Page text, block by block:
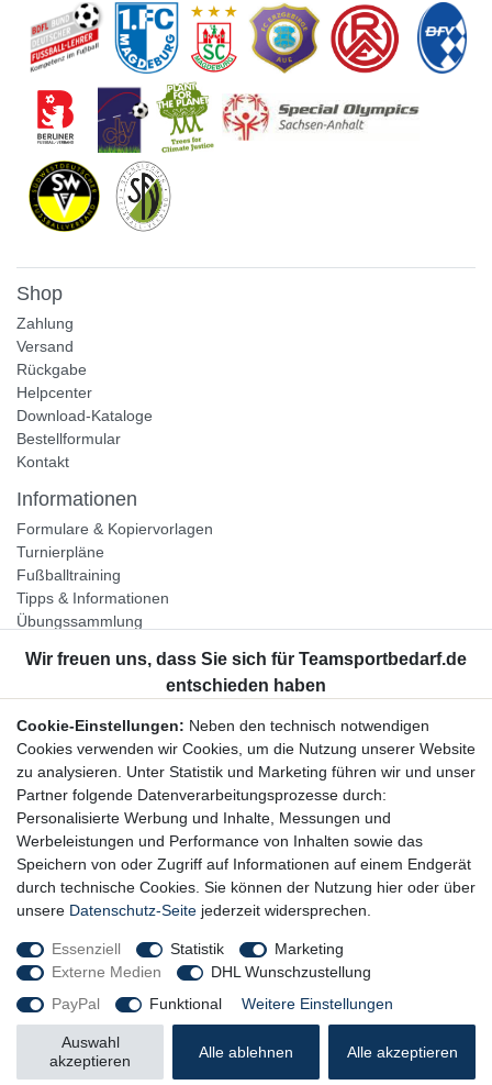
Shop
Zahlung
Versand
Rückgabe
Helpcenter
Download-Kataloge
Bestellformular
Kontakt
Informationen
Formulare & Kopiervorlagen
Turnierpläne
Fußballtraining
Tipps & Informationen
Übungssammlung
Unternehmen
Widerrufsrecht
Bestellung widerrufen
Datenschutzerklärung
AGB
Impressum
Newsletter
Newsletter-Anmeldung
© Copyright 2026 Trainingsunterlagen24 GmbH. Alle Rechte vorbehalten.
Cookie-Einstellungen: Neben den technisch notwendigen
Cookies verwenden wir Cookies, um die Nutzung unserer Website
zu analysieren. Unter Statistik und Marketing führen wir und unser
Partner folgende Datenverarbeitungsprozesse durch:
Personalisierte Werbung und Inhalte, Messungen und
Werbeleistungen und Performance von Inhalten sowie das
Speichern von oder Zugriff auf Informationen auf einem Endgerät
durch technische Cookies. Sie können der Nutzung hier oder über
unsere Datenschutz-Seite jederzeit widersprechen.
Essenziell Statistik
Marketing
Externe Medien
DHL Wunschzustellung
PayPal
Funktional Weitere Einstellungen
Alle akzeptieren
Alle ablehnen
Auswahl
akzeptieren